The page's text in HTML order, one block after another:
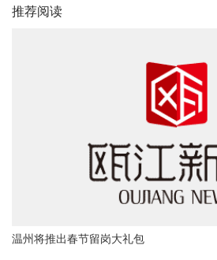
推荐阅读
温州将推出春节留岗大礼包